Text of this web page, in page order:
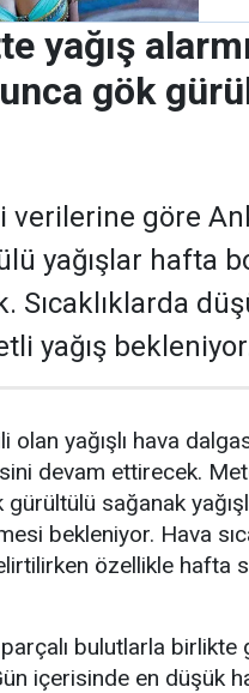
yağış
gök
verilerine göre
yağışlar hafta
Sıcaklıklarda
yağış
olan yağışlı hava
devam ettirecek.
sağanak
bekleniyor. Hava
özellikle hafta
bulutlarla birlikte
içerisinde en düşük